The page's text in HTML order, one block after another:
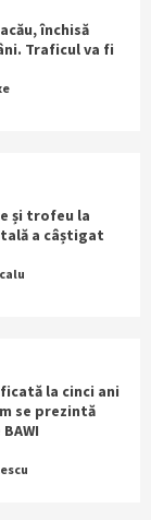
închisă
Traficul va fi
și trofeu la
a câștigat
la cinci ani
se prezintă